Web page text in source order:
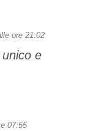
ore 21:02
e
07:55